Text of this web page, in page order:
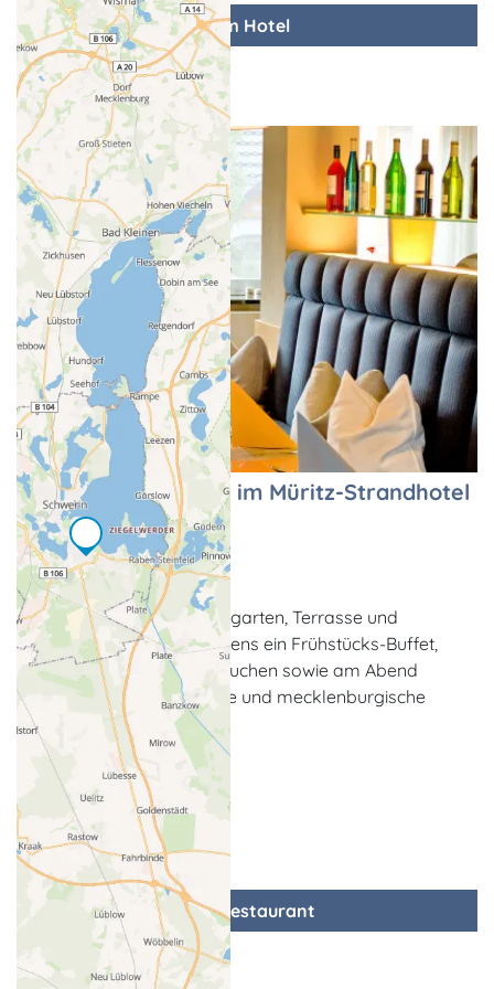
zum Hotel
Restaurant Seeblick im Müritz-Strandhotel
Restaurant
Röbel/Müritz
Das Restaurant mit Wintergarten, Terrasse und
Kaminzimmer bietet morgens ein Frühstücks-Buffet,
nachmittags Kaffee und Kuchen sowie am Abend
ausgewählte internationale und mecklenburgische
Gerichte.
zum Restaurant